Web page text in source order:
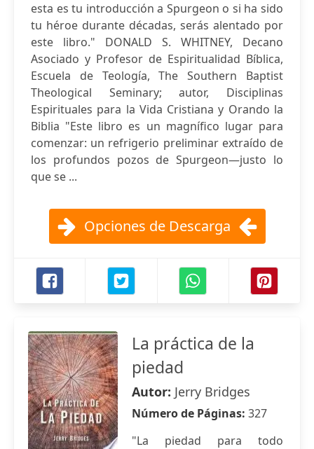
esta es tu introducción a Spurgeon o si ha sido
tu héroe durante décadas, serás alentado por
este libro." DONALD S. WHITNEY, Decano
Asociado y Profesor de Espiritualidad Bíblica,
Escuela de Teología, The Southern Baptist
Theological Seminary; autor, Disciplinas
Espirituales para la Vida Cristiana y Orando la
Biblia "Este libro es un magnífico lugar para
comenzar: un refrigerio preliminar extraído de
los profundos pozos de Spurgeon—justo lo
que se ...
Opciones de Descarga
La práctica de la
piedad
Autor: Jerry Bridges
Número de Páginas: 327
"La piedad para todo